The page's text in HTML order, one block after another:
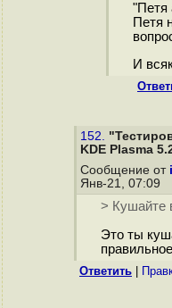
"Петя
Петя
И
152.
KDE Plasma
Сообщение от
Янв-21, 07:09
> Кушайте
Это ты
Ответить